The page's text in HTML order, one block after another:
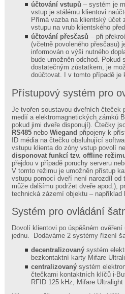
Aktuálně
Podpora
účtování vstupů – systém je
vstup je stálému klientovi
Přímá vazba na klientský účet
vstupu na vrub klientského
účtování přesčasů – při
(včetně povoleného přesčasu)
informován o výši nutného
bude umožněn odchod. Pokud
dostatečným zůstatkem, je
doúčtovat. I v tomto případě je
Přístupový systém pro
Je tvořen soustavou dveřních čteček
medií a elektromagnetických zámků
pokud jimi dveře disponují). Čtečky
RS485 nebo Wiegand připojeny k
ID média na čtečku obsluhující
vstupu klienta do zóny vstup povolí
disponovat funkcí tzv. offline
přejdou v případě poruchy serveru
V tomto režimu je umožněn přístup
vstupu pomocí dveří není narozdíl od
může dalšímu podržet dveře apod.),
technická zázemí objektu – například
Systém pro ovládání
Dovolí klientovi po úspěšném
jednu. Dodáváme 2 systémy řízení
decentralizovaný systém
bezkontaktní karty Mifare
centralizovaný systém
čtečkami kontaktních klíčů i-
RFID 125 kHz, Mifare Ultralight